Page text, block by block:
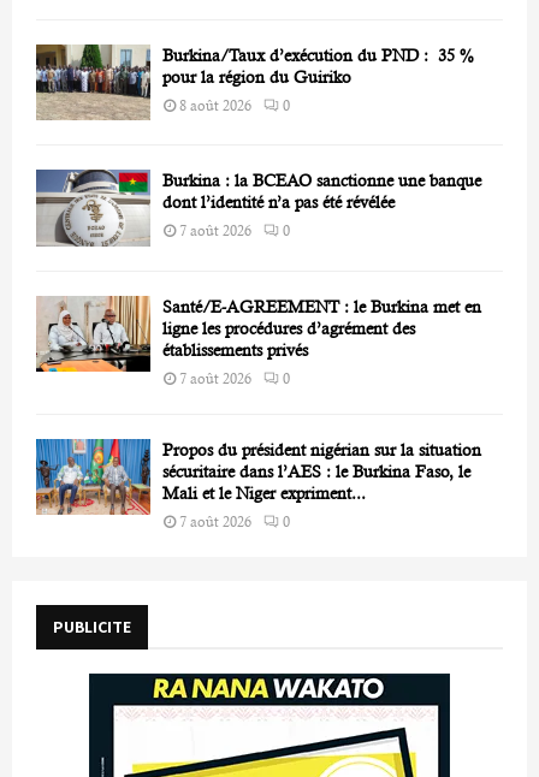
Burkina/Taux d’exécution du PND : 35 %
pour la région du Guiriko
8 août 2026 0
Burkina : la BCEAO sanctionne une banque
dont l’identité n’a pas été révélée
7 août 2026 0
Santé/E-AGREEMENT : le Burkina met en
ligne les procédures d’agrément des
établissements privés
7 août 2026 0
Propos du président nigérian sur la situation
sécuritaire dans l’AES : le Burkina Faso, le
Mali et le Niger expriment...
7 août 2026 0
PUBLICITE